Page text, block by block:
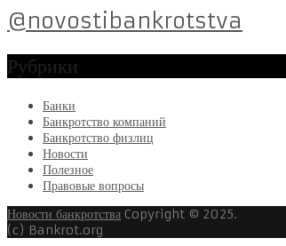
@novostibankrotstva
Рубрики
Банки
Банкротство компаний
Банкротство физлиц
Новости
Полезное
Правовые вопросы
Новости банкротства Copyright © 2025.
(c) Bankrot.org